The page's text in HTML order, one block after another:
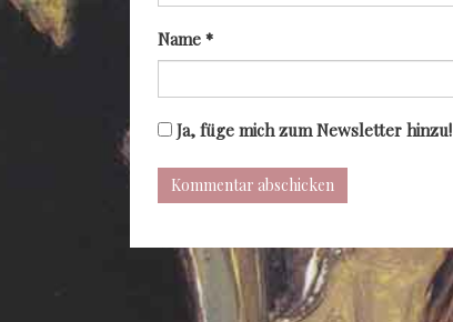
Name *
Ja, füge mich zum Newsletter hinzu!